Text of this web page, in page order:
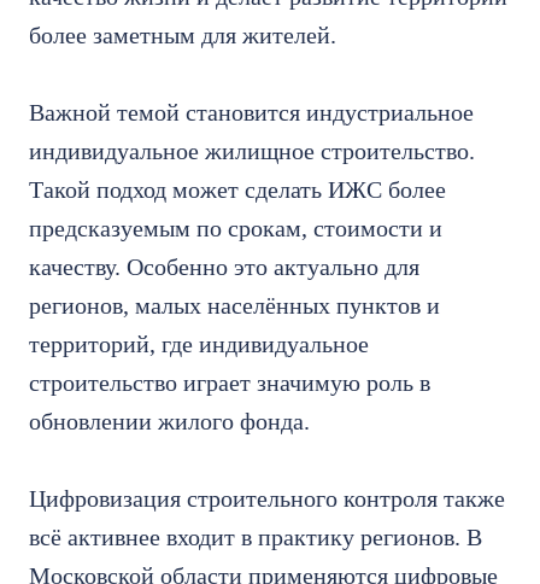
более заметным для жителей.
Важной темой становится индустриальное
индивидуальное жилищное строительство.
Такой подход может сделать ИЖС более
предсказуемым по срокам, стоимости и
качеству. Особенно это актуально для
регионов, малых населённых пунктов и
территорий, где индивидуальное
строительство играет значимую роль в
обновлении жилого фонда.
Цифровизация строительного контроля также
всё активнее входит в практику регионов. В
Московской области применяются цифровые